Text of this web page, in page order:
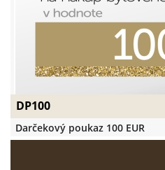
DP100
Darčekový poukaz 100 EUR